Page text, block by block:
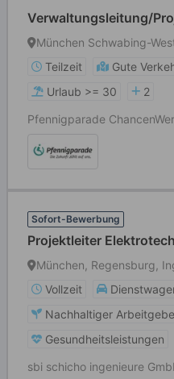
Verwaltungsleitung/
München Schwabing-
Teilzeit
Gute
Urlaub >= 30
2
Pfennigparade
Sofort-Bewerbung
Projektleiter
München, Regensburg,
Vollzeit
Nachhaltiger
Gesundheitsleistungen
sbi schicho ingenieure